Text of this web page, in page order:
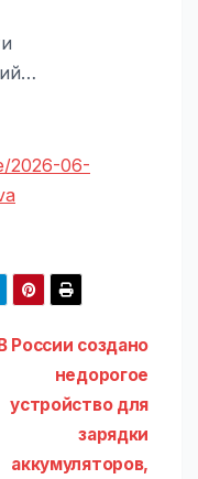
2026-06-
В России создано
недорогое
устройство для
зарядки
аккумуляторов,